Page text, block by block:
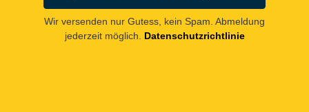
Wir versenden nur Gutess, kein Spam. Abmeldung
jederzeit möglich.
Datenschutzrichtlinie